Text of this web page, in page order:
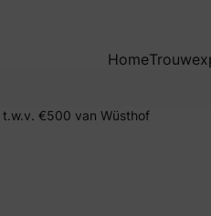
Home
t.w.v. €500 van Wüsthof